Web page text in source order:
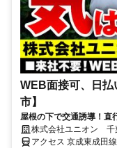
WEB面接可、日払
市】
屋根の下で交通誘導！
★仕事が早く終わった時
株式会社ユニオン 千
アクセス 京成東成田